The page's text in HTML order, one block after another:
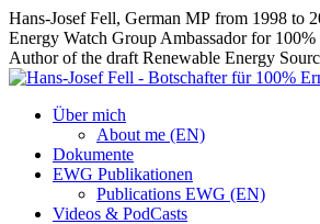
Hans-Josef Fell, German MP from 1998 to
Energy Watch Group Ambassador for
Author of the draft Renewable Energy
Über mich
About me (EN)
Dokumente
EWG Publikationen
Publications EWG (EN)
Videos & PodCasts